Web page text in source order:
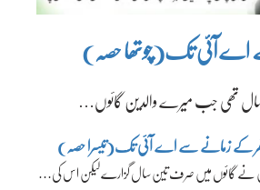
اے آئی تک(چوتھا حصہ)
تھی جب میرے والدین گائوں…
کے زمانے سے اے آئی تک(تیسرا حصہ)
نے گائوں میں صرف تین سال گزارے لیکن اس کی…